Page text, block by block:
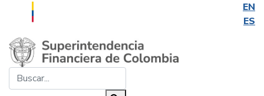
EN
ES
Saltar al contenido principal